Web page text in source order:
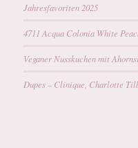
Jahresfavoriten 2025
4711 Acqua Colonia White
Veganer Nusskuchen mit
Dupes – Clinique, Charlotte